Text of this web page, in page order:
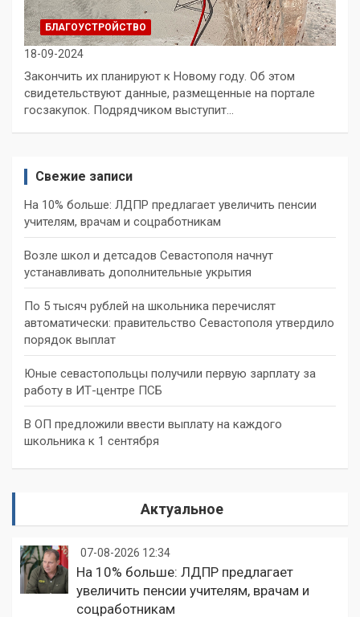
БЛАГОУСТРОЙСТВО
18-09-2024
Закончить их планируют к Новому году. Об этом
свидетельствуют данные, размещенные на портале
госзакупок. Подрядчиком выступит…
Свежие записи
На 10% больше: ЛДПР предлагает увеличить пенсии
учителям, врачам и соцработникам
Возле школ и детсадов Севастополя начнут
устанавливать дополнительные укрытия
По 5 тысяч рублей на школьника перечислят
автоматически: правительство Севастополя утвердило
порядок выплат
Юные севастопольцы получили первую зарплату за
работу в ИТ-центре ПСБ
В ОП предложили ввести выплату на каждого
школьника к 1 сентября
Актуальное
07-08-2026 12:34
На 10% больше: ЛДПР предлагает
увеличить пенсии учителям, врачам и
соцработникам